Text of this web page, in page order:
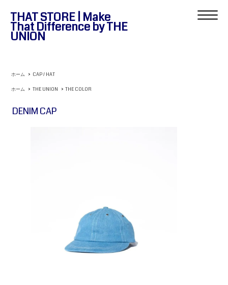
THAT STORE | Make
That Difference by THE
UNION
ホーム > CAP / HAT
ホーム > THE UNION > THE COLOR
DENIM CAP